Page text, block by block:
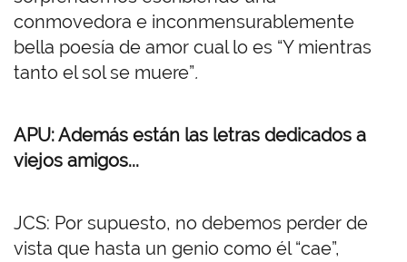
conmovedora e inconmensurablemente
bella poesía de amor cual lo es “Y mientras
tanto el sol se muere”.
APU: Además están las letras dedicados a
viejos amigos...
JCS: Por supuesto, no debemos perder de
vista que hasta un genio como él “cae”,